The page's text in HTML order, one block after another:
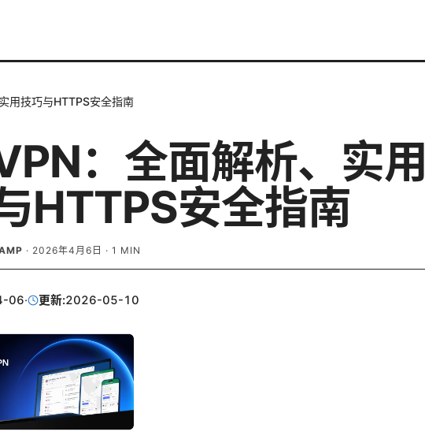
用技巧与HTTPS安全指南
：全面解析、实用
HTTPS安全指南
· 2026年4月6日 · 1 MIN
06· 更新:2026-05-10